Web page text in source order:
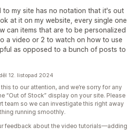
my site has no notation that it's out
at it on my website, every single one
can items that are to be personalized
a video or 2 to watch on how to use
as opposed to a bunch of posts to
12. listopad 2024
to our attention, and we’re sorry for any
“Out of Stock” display on your site. Please
team so we can investigate this right away
running smoothly.
feedback about the video tutorials—adding